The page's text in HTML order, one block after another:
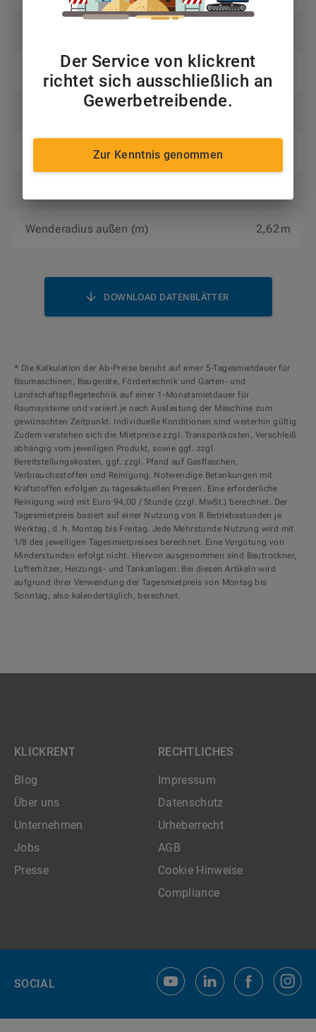
Reichweite (m) 17,28 m
Transportbreite (m)
Transporthöhe (m)
Wenderadius außen (m) 2,62 m
DOWNLOAD DATENBLÄTTER
* Die Kalkulation der Ab-Preise beruht auf einer 5-Tagesmietdauer für
Baumaschinen, Baugeräte, Fördertechnik und Garten- und
Landschaftspflegetechnik auf einer 1-Monatsmietdauer für
Raumsysteme und variiert je nach Auslastung der Maschine zum
gewünschten Zeitpunkt. Individuelle Konditionen sind weiterhin gültig.
Zudem verstehen sich die Mietpreise zzgl. Transportkosten, Verschleiß
abhängig vom jeweiligen Produkt, sowie ggf. zzgl.
Bereitstellungskosten, ggf. zzgl. Pfand auf Gasflaschen,
Verbrauchsstoffen und Reinigung. Notwendige Betankungen mit
Kraftstoffen erfolgen zu tagesaktuellen Preisen. Eine erforderliche
Reinigung wird mit Euro 94,00 / Stunde (zzgl. MwSt.) berechnet. Der
Tagesmietpreis basiert auf einer Nutzung von 8 Betriebsstunden je
Werktag, d. h. Montag bis Freitag. Jede Mehrstunde Nutzung wird mit
1/8 des jeweiligen Tagesmietpreises berechnet. Eine Vergütung von
Minderstunden erfolgt nicht. Hiervon ausgenommen sind Bautrockner,
Lufterhitzer, Heizungs- und Tankanlagen. Bei diesen Artikeln wird
aufgrund ihrer Verwendung der Tagesmietpreis von Montag bis
Sonntag, also kalendertäglich, berechnet.
KLICKRENT
Blog
Über uns
Unternehmen
Jobs
Presse
RECHTLICHES
Impressum
Datenschutz
Urheberrecht
AGB
Cookie Hinweise
Compliance
SOCIAL
Der Service von klickrent
richtet sich ausschließlich an
Gewerbetreibende.
Zur Kenntnis genommen